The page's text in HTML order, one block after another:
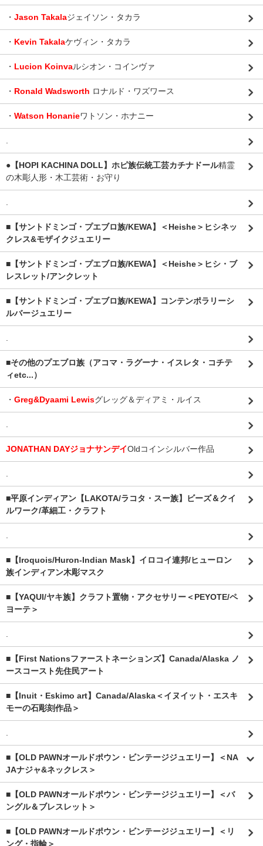
・ Jason Takalaジェイソン・タカラ
・ Kevin Takalaケヴィン・タカラ
・ Lucion Koinvaルシオン・コインヴァ
・ Ronald Wadsworth ロナルド・ワズワース
・ Watson Honanieワトソン・ホナニー
.
●【HOPI KACHINA DOLL】ホピ族伝統工芸カチナドール精霊
の木彫人形・木工芸術・お守り
.
■【サントドミンゴ・プエブロ族/KEWA】＜Heishe＞ヒシネッ
クレス&モザイクジュエリー
■【サントドミンゴ・プエブロ族/KEWA】＜Heishe＞ヒシ・ブ
レスレット/アンクレット
■【サントドミンゴ・プエブロ族/KEWA】コンテンポラリーシ
ルバージュエリー
.
■その他のプエブロ族（アコマ・ラグーナ・イスレタ・コチテ
ィetc...）
・ Greg&Dyaami Lewisグレッグ＆ディアミ・ルイス
.
JONATHAN DAYジョナサンデイOldコインシルバー作品
.
■平原インディアン【LAKOTA/ラコタ・スー族】ビーズ＆クイ
ルワーク/革細工・クラフト
.
■【Iroquois/Huron-Indian Mask】イロコイ連邦/ヒューロン
族インディアン木彫マスク
■【YAQUI/ヤキ族】クラフト置物・アクセサリー＜PEYOTE/ペ
ヨーテ＞
.
■【First Nationsファーストネーションズ】Canada/Alaska ノ
ースコースト先住民アート
■【Inuit・Eskimo art】Canada/Alaska＜イヌイット・エスキ
モーの石彫刻作品＞
.
■【OLD PAWNオールドポウン・ビンテージジュエリー】＜NA
JAナジャ&ネックレス＞
■【OLD PAWNオールドポウン・ビンテージジュエリー】＜バ
ングル＆ブレスレット＞
■【OLD PAWNオールドポウン・ビンテージジュエリー】＜リ
ング・指輪＞